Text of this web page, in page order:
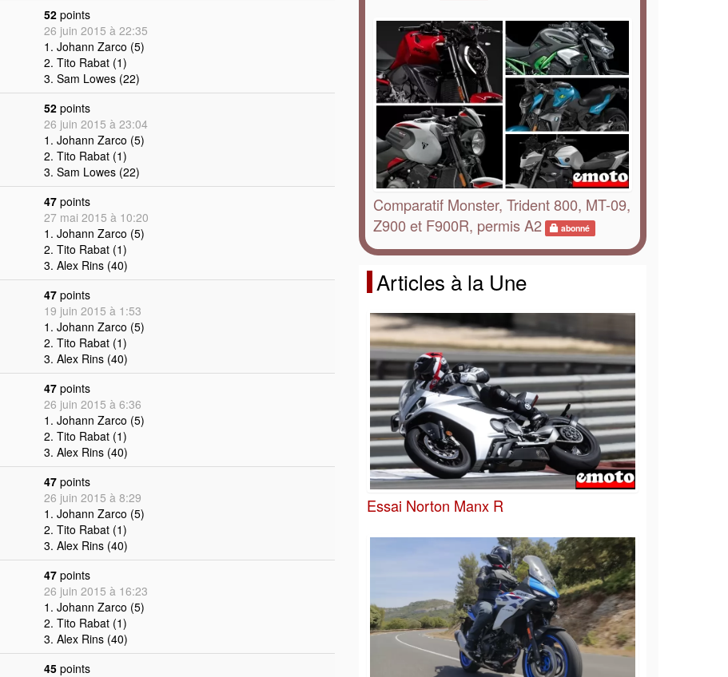
52 points
26 juin 2015 à 22:35
1. Johann Zarco (5)
2. Tito Rabat (1)
3. Sam Lowes (22)
52 points
26 juin 2015 à 23:04
1. Johann Zarco (5)
2. Tito Rabat (1)
3. Sam Lowes (22)
47 points
27 mai 2015 à 10:20
1. Johann Zarco (5)
2. Tito Rabat (1)
3. Alex Rins (40)
47 points
19 juin 2015 à 1:53
1. Johann Zarco (5)
2. Tito Rabat (1)
3. Alex Rins (40)
47 points
26 juin 2015 à 6:36
1. Johann Zarco (5)
2. Tito Rabat (1)
3. Alex Rins (40)
47 points
26 juin 2015 à 8:29
1. Johann Zarco (5)
2. Tito Rabat (1)
3. Alex Rins (40)
47 points
26 juin 2015 à 16:23
1. Johann Zarco (5)
2. Tito Rabat (1)
3. Alex Rins (40)
45 points
Comparatif Monster, Trident 800, MT-09,
Z900 et F900R, permis A2
abonné
Articles à la Une
Essai Norton Manx R